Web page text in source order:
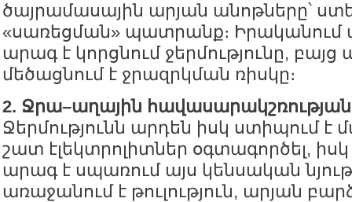
ծայրամասային արյան անոթները՝
«սառեցման» պատրանք։ Իրականում
արագ է կորցնում ջերմությունը,
մեծացնում է ջրազրկման ռիսկը։
2. Ջրա–աղային
Ջերմությունն արդեն իսկ ստիպում է
շատ էլեկտրոլիտներ օգտագործել, իսկ
արագ է սպառում այս կենսական
առաջանում է թուլություն, արյան